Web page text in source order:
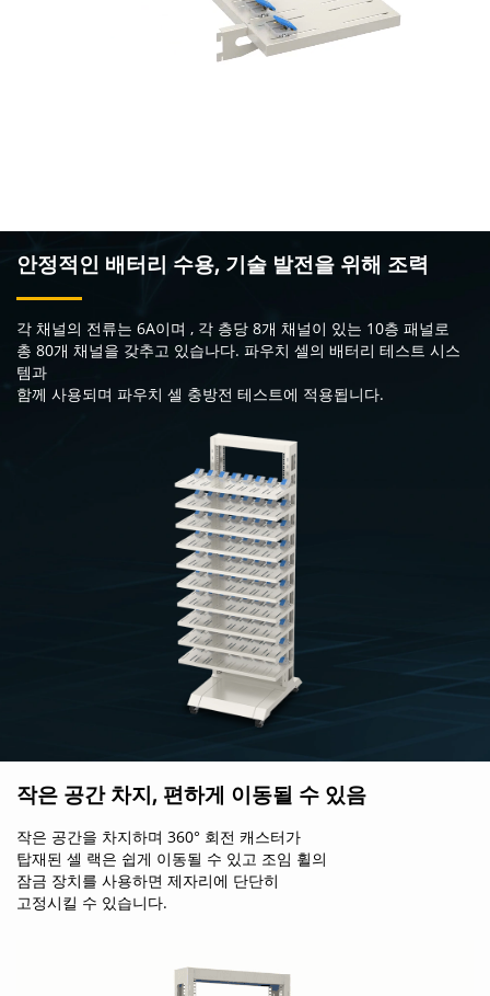
안정적인 배터리 수용, 기술 발전을 위해 조력
각 채널의 전류는 6A이며 , 각 층당 8개 채널이 있는 10층 패널로
총 80개 채널을 갖추고 있습나다. 파우치 셀의 배터리 테스트 시스
템과
함께 사용되며 파우치 셀 충방전 테스트에 적용됩니다.
작은 공간 차지, 편하게 이동될 수 있음
작은 공간을 차지하며 360° 회전 캐스터가
탑재된 셀 랙은 쉽게 이동될 수 있고 조임 휠의
잠금 장치를 사용하면 제자리에 단단히
고정시킬 수 있습니다.